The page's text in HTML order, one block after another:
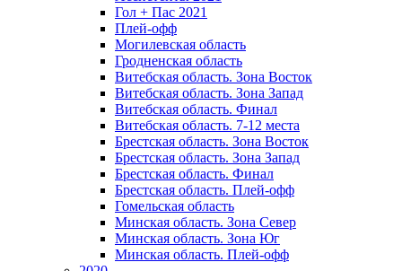
Гол + Пас 2021
Плей-офф
Могилевская область
Гродненская область
Витебская область. Зона Восток
Витебская область. Зона Запад
Витебская область. Финал
Витебская область. 7-12 места
Брестская область. Зона Восток
Брестская область. Зона Запад
Брестская область. Финал
Брестская область. Плей-офф
Гомельская область
Минская область. Зона Север
Минская область. Зона Юг
Минская область. Плей-офф